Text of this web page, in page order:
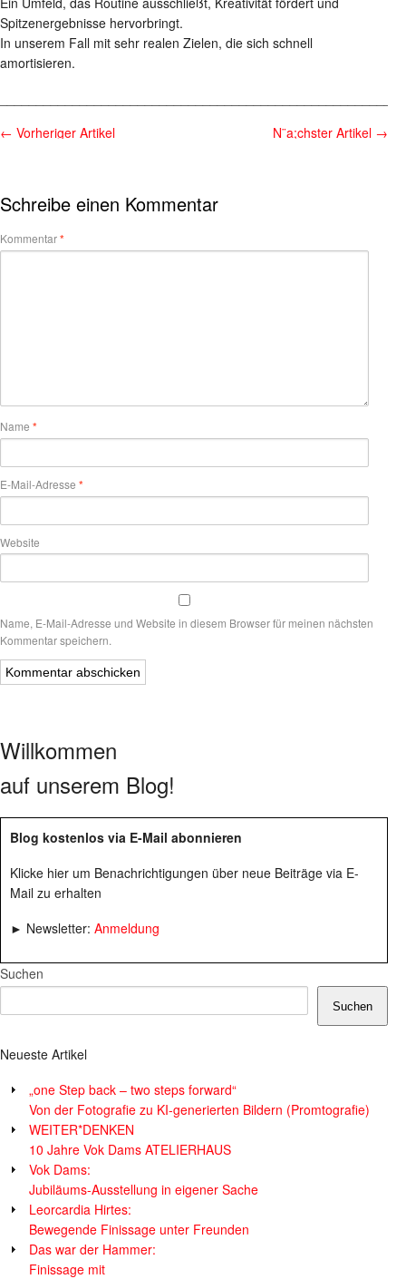
Spitzenergebnisse hervorbringt.
In unserem Fall mit sehr realen Zielen, die sich schnell
amortisieren.
← Vorheriger Artikel N¨a;chster Artikel →
Schreibe einen Kommentar
Kommentar*
Name *
E-Mail-Adresse *
Website
Name, E-Mail-Adresse und Website in diesem Browser für meinen nächsten
Kommentar speichern.
Willkommen
auf unserem Blog!
Blog kostenlos via E-Mail abonnieren
Klicke hier um Benachrichtigungen über neue Beiträge via E-
Mail zu erhalten
► Newsletter: Anmeldung
Suchen
Suchen
Neueste Artikel
„one Step back – two steps forward“
Von der Fotografie zu KI-generierten Bildern (Promtografie)
WEITER*DENKEN
10 Jahre Vok Dams ATELIERHAUS
Vok Dams:
Jubiläums-Ausstellung in eigener Sache
Leorcardia Hirtes:
Bewegende Finissage unter Freunden
Das war der Hammer:
Finissage mit